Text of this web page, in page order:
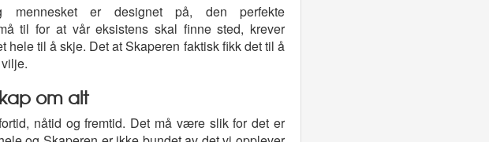
mennesket er designet på, den perfekte
til for at vår eksistens skal finne sted, krever
hele til å skje. Det at Skaperen faktisk fikk det til å
om alt
nåtid og fremtid. Det må være slik for det er